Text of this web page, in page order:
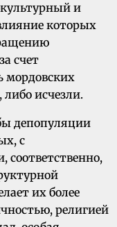
и
которых
счет
мордовских
либо исчезли.
депопуляции
с
соответственно,
их более
религией